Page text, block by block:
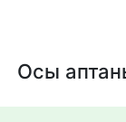
Осы